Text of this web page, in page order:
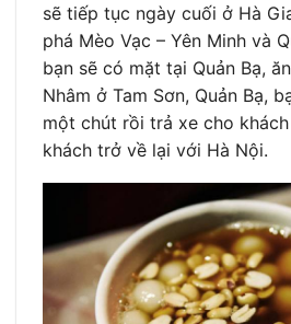
sẽ tiếp tục ngày cuối ở Hà
phá Mèo Vạc – Yên Minh và
bạn sẽ có mặt tại Quản Bạ,
Nhâm ở Tam Sơn, Quản Bạ,
một chút rồi trả xe cho
khách trở về lại với Hà Nội.